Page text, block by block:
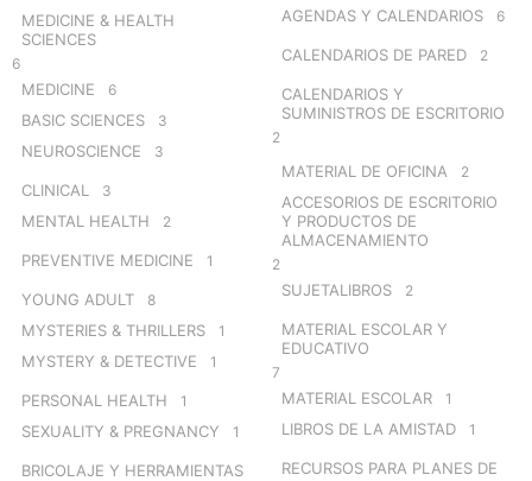
MEDICINE & HEALTH
SCIENCES
6
MEDICINE 6
BASIC SCIENCES 3
NEUROSCIENCE 3
CLINICAL 3
MENTAL HEALTH 2
PREVENTIVE MEDICINE 1
YOUNG ADULT 8
MYSTERIES & THRILLERS 1
MYSTERY & DETECTIVE 1
PERSONAL HEALTH 1
SEXUALITY & PREGNANCY 1
BRICOLAJE Y HERRAMIENTAS
AGENDAS Y CALENDARIOS 6
CALENDARIOS DE PARED 2
CALENDARIOS Y
SUMINISTROS DE ESCRITORIO
2
MATERIAL DE OFICINA 2
ACCESORIOS DE ESCRITORIO
Y PRODUCTOS DE
ALMACENAMIENTO
2
SUJETALIBROS 2
MATERIAL ESCOLAR Y
EDUCATIVO
7
MATERIAL ESCOLAR 1
LIBROS DE LA AMISTAD 1
RECURSOS PARA PLANES DE